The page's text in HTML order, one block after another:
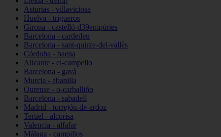
Asturias - villaviciosa
Huelva - trigueros
Girona - castelló-d39empúries
Barcelona - cardedeu
Barcelona - sant-quirze-del-vallès
Córdoba - baena
Alicante - el-campello
Barcelona - gavà
Murcia - abanilla
Ourense - o-carballiño
Barcelona - sabadell
Madrid - torrejón-de-ardoz
Teruel - alcorisa
Valencia - alfafar
Málaga - campillos